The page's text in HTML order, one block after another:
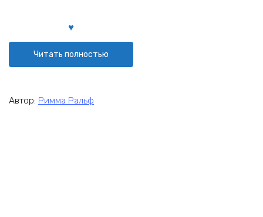
Читать полностью
Автор: Римма Ральф